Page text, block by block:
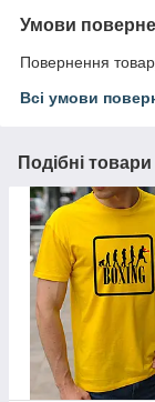
Умови
Повернення
Всі умови
Подібні товари